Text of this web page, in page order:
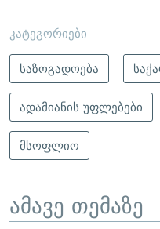
კატეგორიები
საზოგადოება
ადამიანის უფლებები
მსოფლიო
ამავე თემაზე